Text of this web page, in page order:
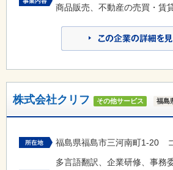
商品販売、不動産の売買・賃
株式会社クリフ その他サービス 福島
福島県福島市三河南町1-20
多言語翻訳、企業研修、事務